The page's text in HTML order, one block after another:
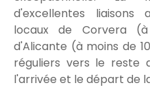
d'excellentes liaisons
locaux de Corvera
d'Alicante (à moins de
réguliers vers le reste
l'arrivée et le départ de